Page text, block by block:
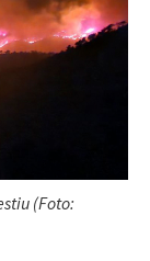
(Foto: